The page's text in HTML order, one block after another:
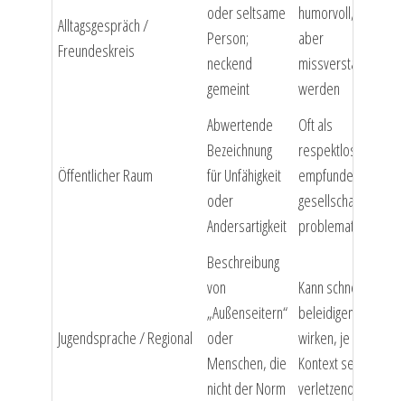
Alltagsgespräch /
Freundeskreis
oder seltsame
Person;
neckend
gemeint
humorvoll, kann
aber
missverstanden
werden
Öffentlicher Raum
Abwertende
Bezeichnung
für Unfähigkeit
oder
Andersartigkeit
Oft als
respektlos
empfunden,
gesellschaftlich
problematisch
Jugendsprache / Regional
Beschreibung
von
„Außenseitern“
oder
Menschen, die
nicht der Norm
Kann schnell
beleidigend
wirken, je nach
Kontext sehr
verletzend